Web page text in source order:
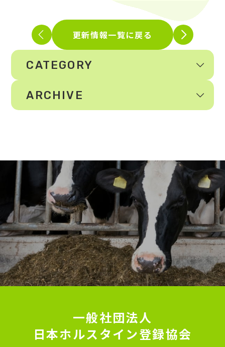
更新情報一覧に戻る
CATEGORY
ARCHIVE
一般社団法人
日本ホルスタイン登録協会